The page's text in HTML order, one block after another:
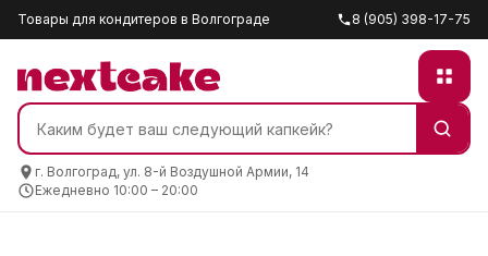
Товары для кондитеров в Волгограде 8 (905) 398-17-75
г. Волгоград, ул. 8-й Воздушной Армии, 14
Ежедневно 10:00 – 20:00